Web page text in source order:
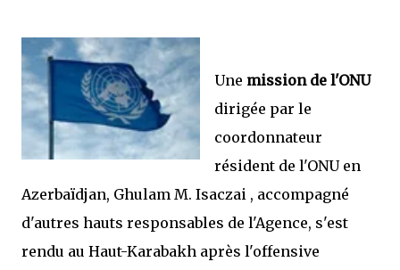
Une mission de l'ONU
dirigée par le
coordonnateur
résident de l'ONU en
Azerbaïdjan, Ghulam M. Isaczai , accompagné
d'autres hauts responsables de l'Agence, s'est
rendu au Haut-Karabakh après l'offensive